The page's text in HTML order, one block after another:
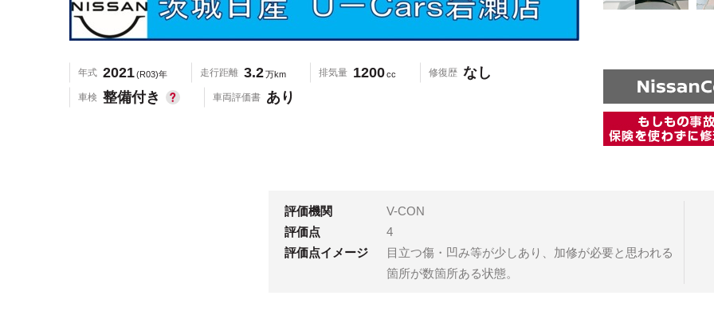
年式 2021(R03)年 走行距離 3.2万km 排気量 1200cc 修復歴 なし
車検 整備付き 車両評価書 あり
評価機関
V-CON
評価点
4
評価点イメージ
目立つ傷・凹み等が少しあり、加修が必要と思われる
箇所が数箇所ある状態。